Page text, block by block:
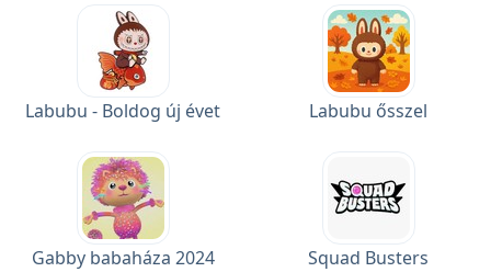
Labubu - Boldog új évet Labubu ősszel
Gabby babaháza 2024 Squad Busters